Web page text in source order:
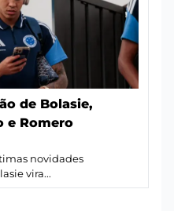
de Bolasie,
e Romero
novidades
vira...